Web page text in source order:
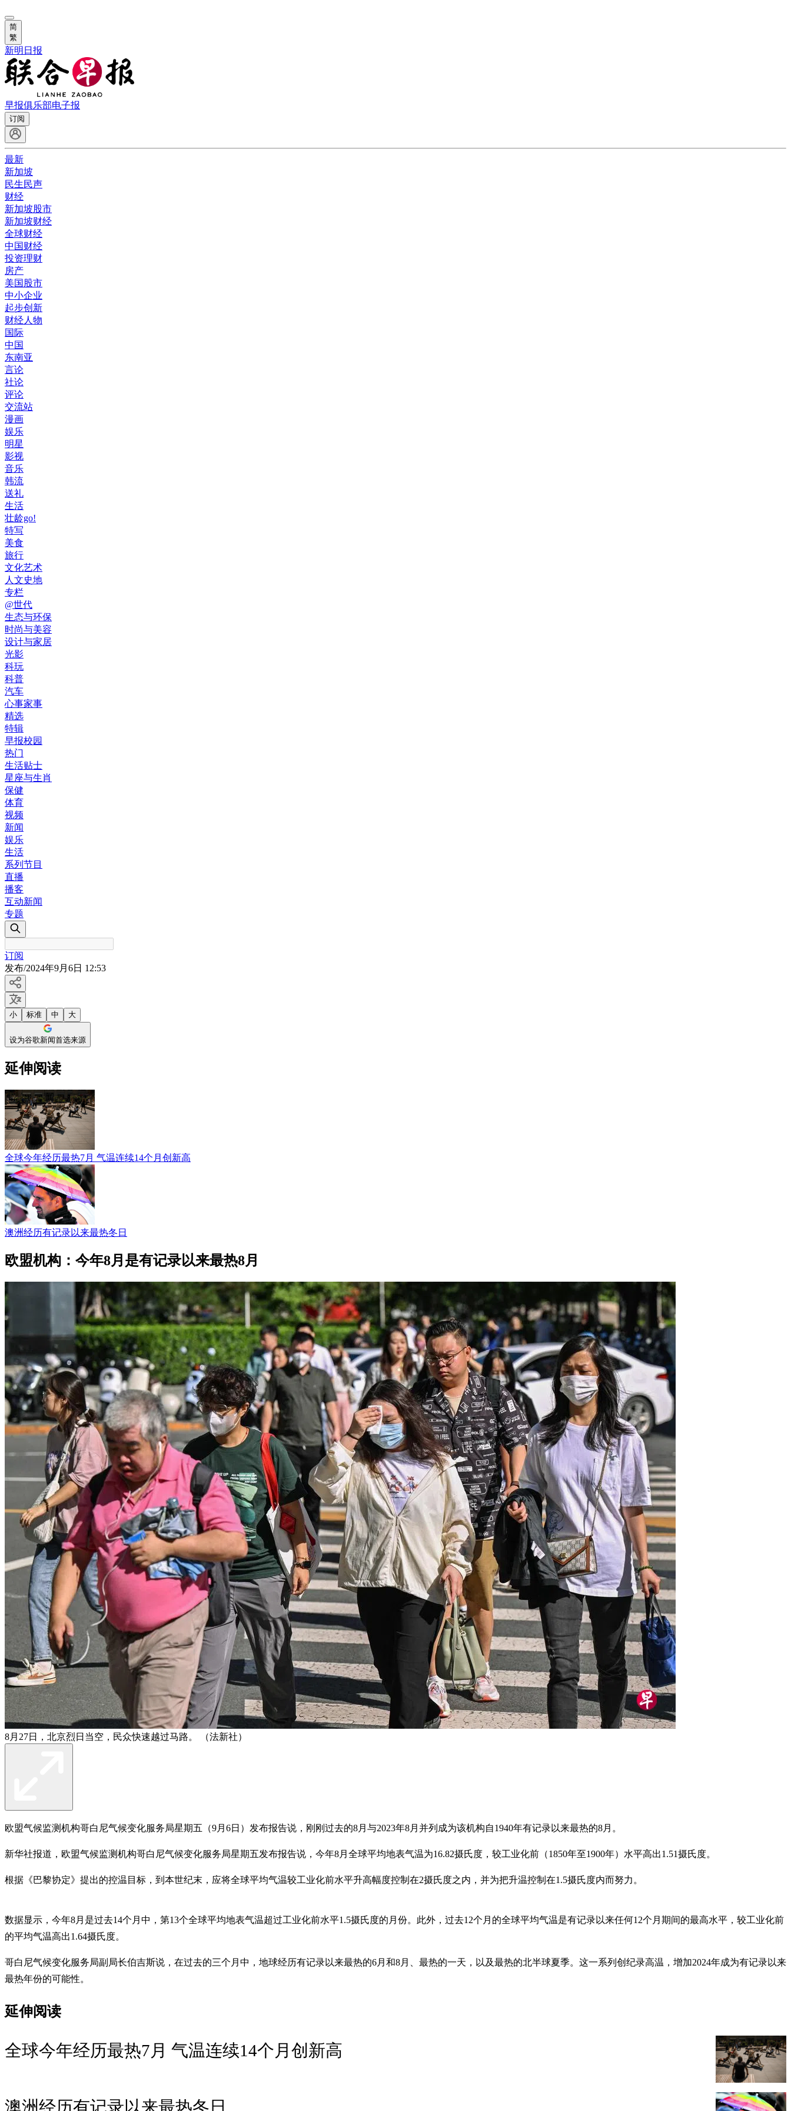
简
繁
新明日报
早报俱乐部电子报
订阅
最新
新加坡
民生民声
财经
新加坡股市
新加坡财经
全球财经
中国财经
投资理财
房产
美国股市
中小企业
起步创新
财经人物
国际
中国
东南亚
言论
社论
评论
交流站
漫画
娱乐
明星
影视
音乐
韩流
送礼
生活
壮龄go!
特写
美食
旅行
文化艺术
人文史地
专栏
@世代
生态与环保
时尚与美容
设计与家居
光影
科玩
科普
汽车
心事家事
精选
特辑
早报校园
热门
生活贴士
星座与生肖
保健
体育
视频
新闻
娱乐
生活
系列节目
直播
播客
互动新闻
专题
订阅
发布/2024年9月6日 12:53
小 标准 中 大
设为谷歌新闻首选来源
延伸阅读
全球今年经历最热7月 气温连续14个月创新高
澳洲经历有记录以来最热冬日
欧盟机构：今年8月是有记录以来最热8月
8月27日，北京烈日当空，民众快速越过马路。 （法新社）
欧盟气候监测机构哥白尼气候变化服务局星期五（9月6日）发布报告说，刚刚过去的8月与2023年8月并列成为该机构自1940年有记录以来最热的8月。
新华社报道，欧盟气候监测机构哥白尼气候变化服务局星期五发布报告说，今年8月全球平均地表气温为16.82摄氏度，较工业化前（1850年至1900年）水平高出1.51摄氏度。
根据《巴黎协定》提出的控温目标，到本世纪末，应将全球平均气温较工业化前水平升高幅度控制在2摄氏度之内，并为把升温控制在1.5摄氏度内而努力。
数据显示，今年8月是过去14个月中，第13个全球平均地表气温超过工业化前水平1.5摄氏度的月份。此外，过去12个月的全球平均气温是有记录以来任何12个月期间的最高水平，较工业化前
的平均气温高出1.64摄氏度。
哥白尼气候变化服务局副局长伯吉斯说，在过去的三个月中，地球经历有记录以来最热的6月和8月、最热的一天，以及最热的北半球夏季。这一系列创纪录高温，增加2024年成为有记录以来
最热年份的可能性。
延伸阅读
全球今年经历最热7月 气温连续14个月创新高
澳洲经历有记录以来最热冬日